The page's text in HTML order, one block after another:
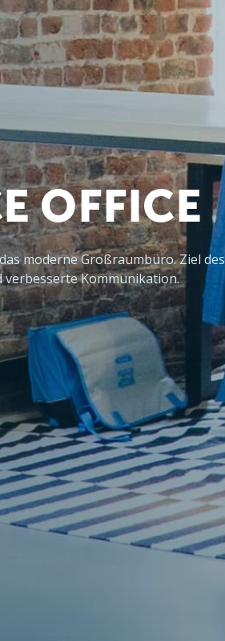
OFFICE
moderne Großraumbüro. Ziel des
Kommunikation.